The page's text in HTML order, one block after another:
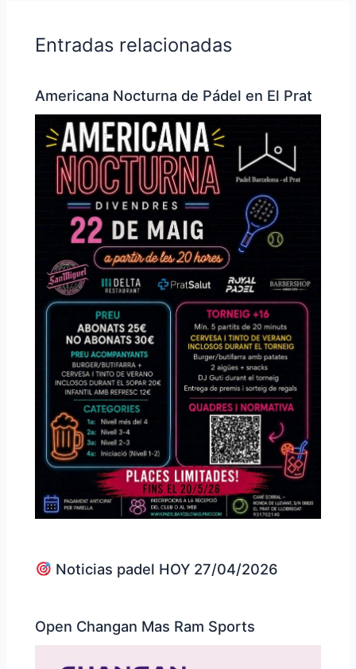
Entradas relacionadas
Americana Nocturna de Pádel en El Prat
Noticias padel HOY 27/04/2026
Open Changan Mas Ram Sports